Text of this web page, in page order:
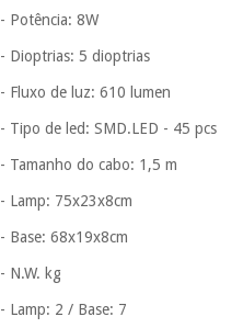
- Potência: 8W
- Dioptrias: 5 dioptrias
- Fluxo de luz: 610 lumen
- Tipo de led: SMD.LED - 45 pcs
- Tamanho do cabo: 1,5 m
- Lamp: 75x23x8cm
- Base: 68x19x8cm
- N.W. kg
- Lamp: 2 / Base: 7